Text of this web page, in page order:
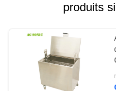
CITATIONproduits